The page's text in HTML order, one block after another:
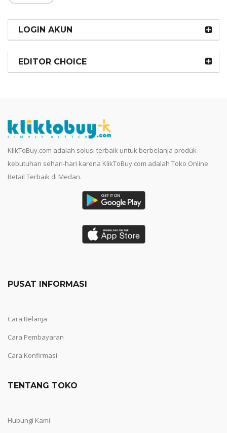
LOGIN AKUN
EDITOR CHOICE
KlikToBuy.com adalah solusi terbaik untuk berbelanja produk
kebutuhan sehari-hari karena KlikToBuy.com adalah Toko Online
Retail Terbaik di Medan.
PUSAT INFORMASI
Cara Belanja
Cara Pembayaran
Cara Konfirmasi
TENTANG TOKO
Hubungi Kami